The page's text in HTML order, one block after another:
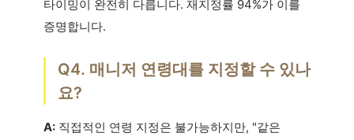
타이밍이 완전히 다릅니다. 재지정률 94%가 이를
증명합니다.
Q4. 매니저 연령대를 지정할 수 있나
요?
A: 직접적인 연령 지정은 불가능하지만, "같은